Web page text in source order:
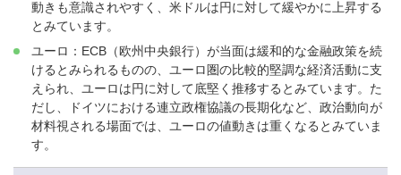
動きも意識されやすく、米ドルは円に対して緩やかに上昇する
とみています。
ユーロ：ECB（欧州中央銀行）が当面は緩和的な金融政策を続
けるとみられるものの、ユーロ圏の比較的堅調な経済活動に支
えられ、ユーロは円に対して底堅く推移するとみています。た
だし、ドイツにおける連立政権協議の長期化など、政治動向が
材料視される場面では、ユーロの値動きは重くなるとみていま
す。